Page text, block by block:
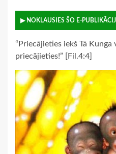
▶ NOKLAUSIES ŠO E-
“Priecājieties iekš Tā
priecājieties!” [Fil.4:4]